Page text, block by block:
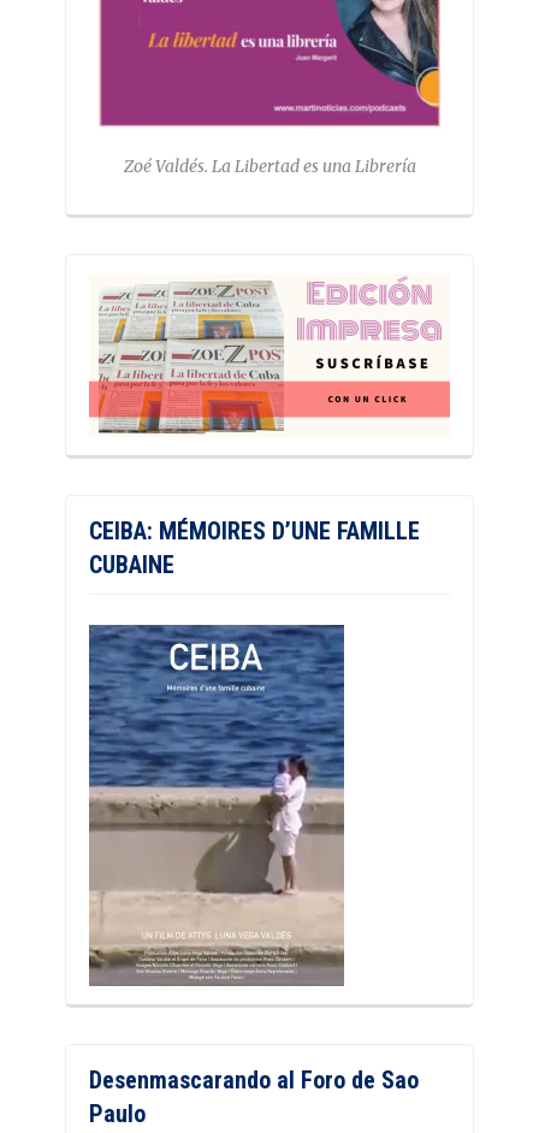
Zoé Valdés. La Libertad es una Librería
CEIBA: MÉMOIRES D’UNE FAMILLE
CUBAINE
Desenmascarando al Foro de Sao
Paulo